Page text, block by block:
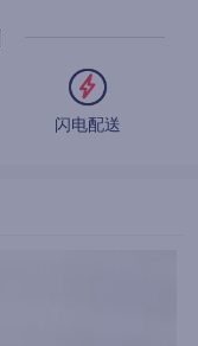
闪电配送